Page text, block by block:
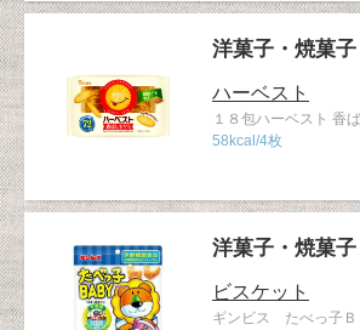
洋菓子・焼菓子
ハーベスト
１８包ハーベスト 香
58kcal/4枚
洋菓子・焼菓子
ビスケット
ギンビス たべっ子